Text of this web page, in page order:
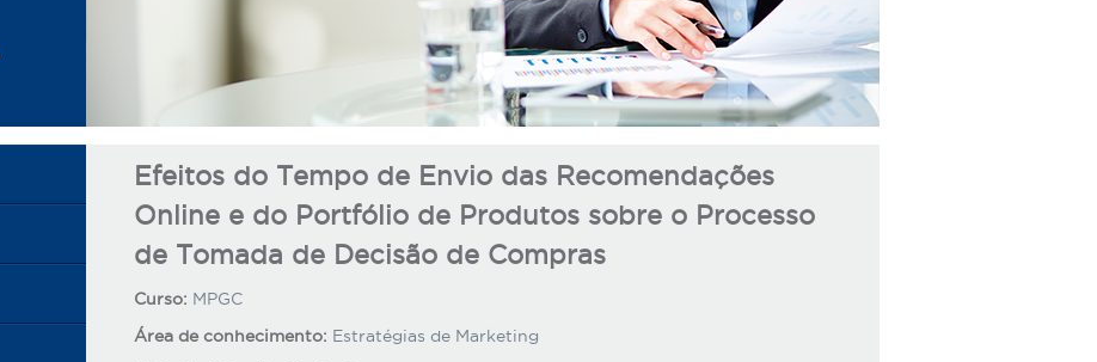
Efeitos do Tempo de Envio das Recomendações
Online e do Portfólio de Produtos sobre o Processo
de Tomada de Decisão de Compras
Curso: MPGC
Área de conhecimento: Estratégias de Marketing